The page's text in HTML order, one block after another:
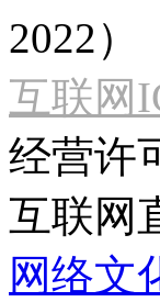
2022）
互联网
经营许
互联网
网络文